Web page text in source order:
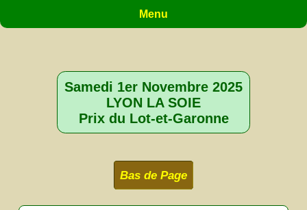
Menu
Samedi 1er Novembre 2025
LYON LA SOIE
Prix du Lot-et-Garonne
Bas de Page